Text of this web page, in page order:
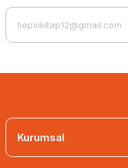
Kurumsal